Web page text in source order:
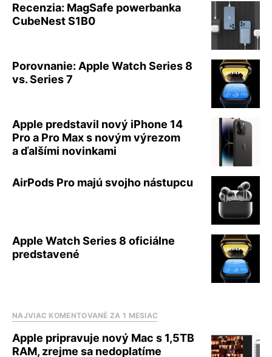
Recenzia: MagSafe powerbanka
CubeNest S1B0
Porovnanie: Apple Watch Series 8
vs. Series 7
Apple predstavil nový iPhone 14
Pro a Pro Max s novým výrezom
a ďalšími novinkami
AirPods Pro majú svojho nástupcu
Apple Watch Series 8 oficiálne
predstavené
NAJVIAC KOMENTOVANÉ ZA 1 MESIAC
Apple pripravuje nový Mac s 1,5TB
RAM, zrejme sa nedoplatíme